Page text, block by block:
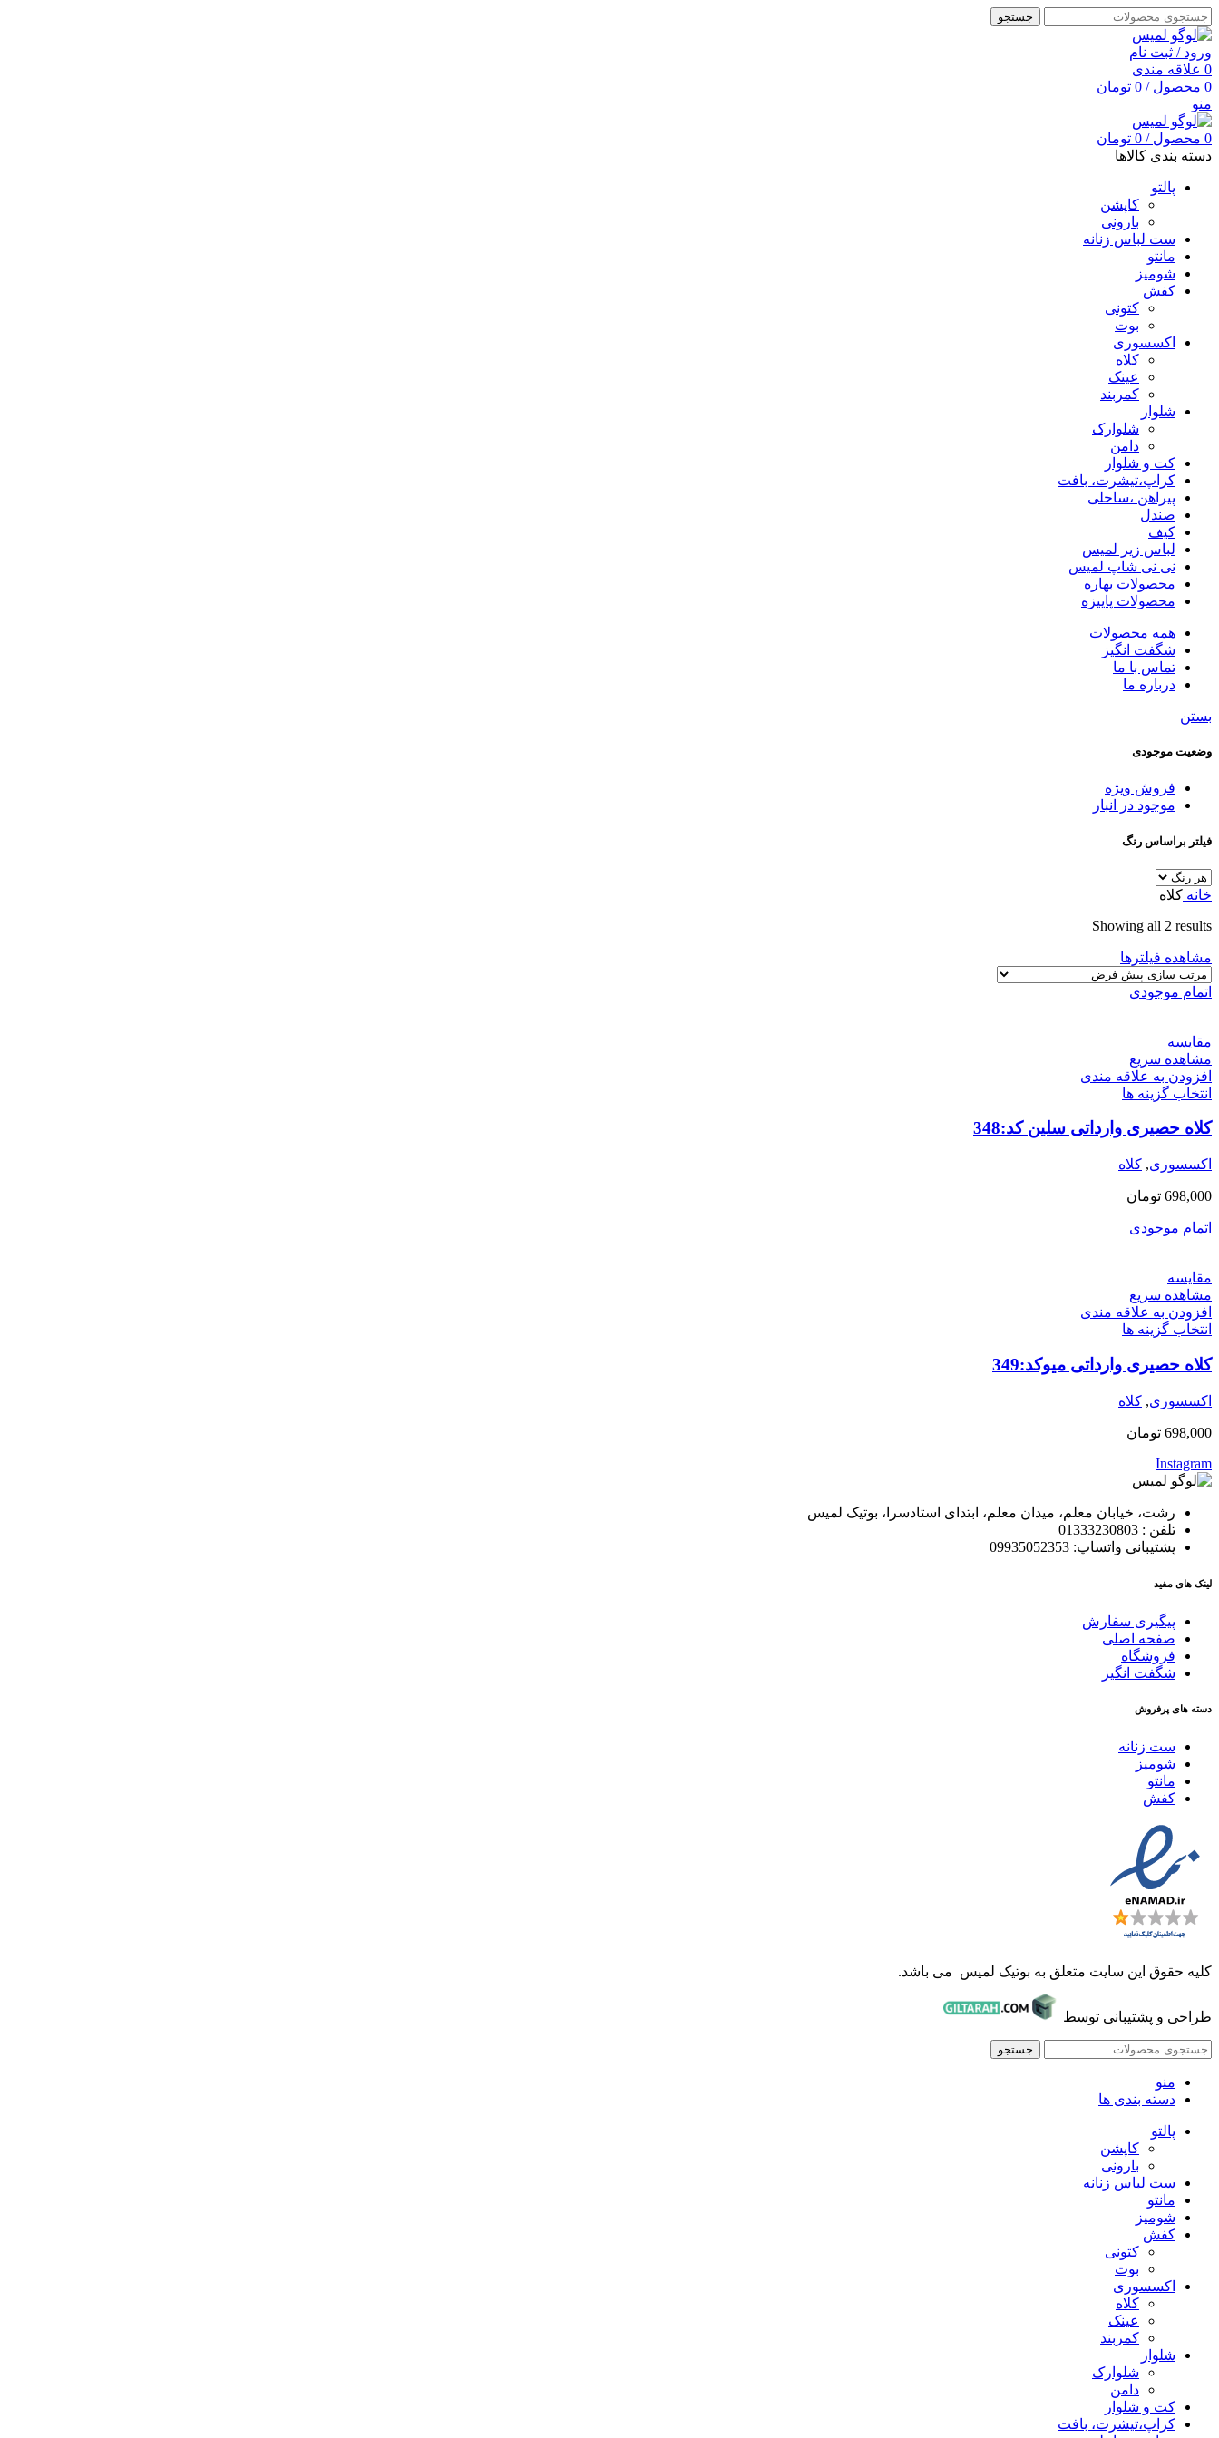
جستجو
ورود / ثبت نام
0 علاقه مندی
0 محصول /
0 تومان
منو
0 محصول /
0 تومان
دسته بندی کالاها
پالتو
کاپشن
بارونی
ست لباس زنانه
مانتو
شومیز
کفش
کتونی
بوت
اکسسوری
کلاه
عینک
کمربند
شلوار
شلوارک
دامن
کت و شلوار
کراپ،تیشرت، بافت
پیراهن ،ساحلی
صندل
کیف
لباس زیر لمیس
نی نی شاپ لمیس
محصولات بهاره
محصولات پاییزه
همه محصولات
شگفت انگیز
تماس با ما
درباره ما
بستن
وضعیت موجودی
فروش ویژه
موجود در انبار
فیلتر براساس رنگ
خانه کلاه
Showing all 2 results
مشاهده فیلترها
اتمام موجودی
مقایسه
مشاهده سریع
افزودن به علاقه مندی
انتخاب گزینه ها
کلاه حصیری وارداتی سلین کد:348
اکسسوری, کلاه
698,000 تومان
اتمام موجودی
مقایسه
مشاهده سریع
افزودن به علاقه مندی
انتخاب گزینه ها
کلاه حصیری وارداتی میوکد:349
اکسسوری, کلاه
698,000 تومان
Instagram
رشت، خیابان معلم، میدان معلم، ابتدای استادسرا، بوتیک لمیس
تلفن : 01333230803
پشتیبانی واتساپ: 09935052353
لینک های مفید
پیگیری سفارش
صفحه اصلی
فروشگاه
شگفت انگیز
دسته های پرفروش
ست زنانه
شومیز
مانتو
کفش
کلیه حقوق این سایت متعلق به بوتیک لمیس می باشد.
طراحی و پشتیبانی توسط
جستجو
منو
دسته بندی ها
پالتو
کاپشن
بارونی
ست لباس زنانه
مانتو
شومیز
کفش
کتونی
بوت
اکسسوری
کلاه
عینک
کمربند
شلوار
شلوارک
دامن
کت و شلوار
کراپ،تیشرت، بافت